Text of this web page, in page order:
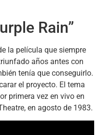
Rain”
la película que siempre
años antes con
tenía que conseguirlo.
el proyecto. El tema
primera vez en vivo en
en agosto de 1983.